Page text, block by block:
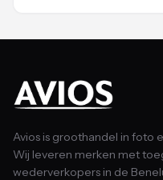
Avios is groothandel in foto
Wij leveren merken met
wederverkopers in de